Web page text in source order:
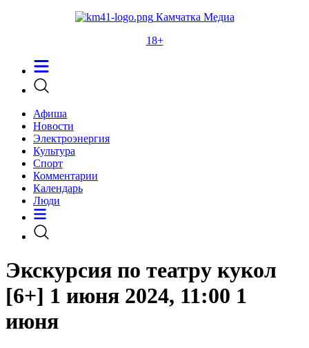
Камчатка Медиа
18+
Афиша
Новости
Электроэнергия
Культура
Спорт
Комментарии
Календарь
Люди
Экскурсия по театру кукол
[6+] 1 июня 2024, 11:00 1
июня